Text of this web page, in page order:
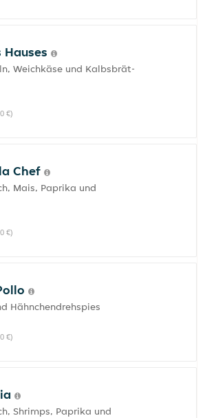
Hauses
Weichkäse und Kalbsbrät-
€)
Chef
Mais, Paprika und
€)
Hähnchendrehspies
€)
Shrimps, Paprika und